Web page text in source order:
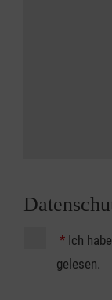
* Ich
gelesen.